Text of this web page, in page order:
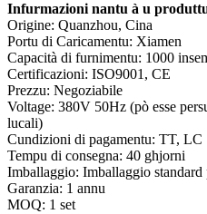
Infurmazioni nantu à u
Origine: Quanzhou, Cina
Portu di Caricamentu: Xiamen
Capacità di furnimentu: 1000
Certificazioni: ISO9001, CE
Prezzu: Negoziabile
Voltage: 380V 50Hz (pò esse
lucali)
Cundizioni di pagamentu: TT, LC
Tempu di consegna: 40 ghjorni
Imballaggio: Imballaggio standard
Garanzia: 1 annu
MOQ: 1 set